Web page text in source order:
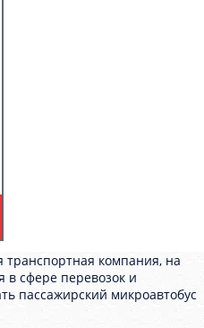
компания, на
сфере перевозок и
пассажирский микроавтобус